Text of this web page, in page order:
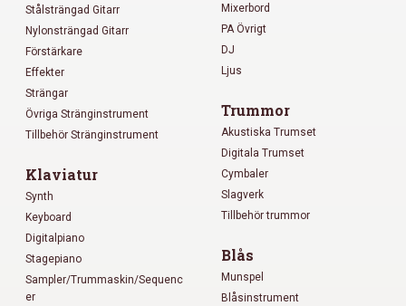
Stålsträngad Gitarr
Nylonsträngad Gitarr
Förstärkare
Effekter
Strängar
Övriga Stränginstrument
Tillbehör Stränginstrument
Klaviatur
Synth
Keyboard
Digitalpiano
Stagepiano
Sampler/Trummaskin/Sequenc
er
Mixerbord
PA Övrigt
DJ
Ljus
Trummor
Akustiska Trumset
Digitala Trumset
Cymbaler
Slagverk
Tillbehör trummor
Blås
Munspel
Blåsinstrument